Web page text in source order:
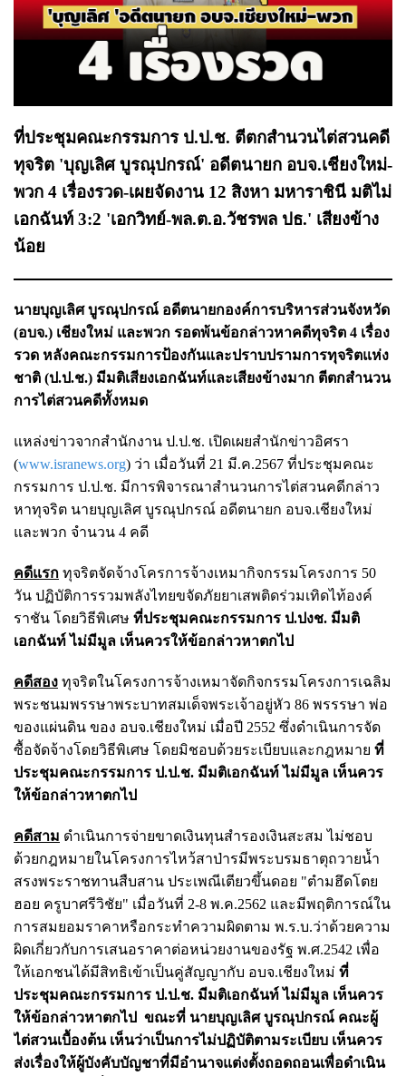
ที่ประชุมคณะกรรมการ ป.ป.ช. ตีตกสำนวนไต่สวนคดี
ทุจริต 'บุญเลิศ บูรณุปกรณ์' อดีตนายก อบจ.เชียงใหม่-
พวก 4 เรื่องรวด-เผยจัดงาน 12 สิงหา มหาราชินี มติไม่
เอกฉันท์ 3:2 'เอกวิทย์-พล.ต.อ.วัชรพล ปธ.' เสียงข้าง
น้อย
นายบุญเลิศ บูรณุปกรณ์ อดีตนายกองค์การบริหารส่วนจังหวัด
(อบจ.) เชียงใหม่ และพวก รอดพ้นข้อกล่าวหาคดีทุจริต 4 เรื่อง
รวด หลังคณะกรรมการป้องกันและปราบปรามการทุจริตแห่ง
ชาติ (ป.ป.ช.) มีมติเสียงเอกฉันท์และเสียงข้างมาก ตีตกสำนวน
การไต่สวนคดีทั้งหมด
แหล่งข่าวจากสำนักงาน ป.ป.ช. เปิดเผยสำนักข่าวอิศรา
(www.isranews.org) ว่า เมื่อวันที่ 21 มี.ค.2567 ที่ประชุมคณะ
กรรมการ ป.ป.ช. มีการพิจารณาสำนวนการไต่สวนคดีกล่าว
หาทุจริต นายบุญเลิศ บูรณุปกรณ์ อดีตนายก อบจ.เชียงใหม่
และพวก จำนวน 4 คดี
คดีแรก ทุจริตจัดจ้างโครการจ้างเหมากิจกรรมโครงการ 50
วัน ปฏิบัติการรวมพลังไทยขจัดภัยยาเสพติดร่วมเทิดไท้องค์
ราชัน โดยวิธีพิเศษ ที่ประชุมคณะกรรมการ ป.ปงช. มีมติ
เอกฉันท์ ไม่มีมูล เห็นควรให้ข้อกล่าวหาตกไป
คดีสอง ทุจริตในโครงการจ้างเหมาจัดกิจกรรมโครงการเฉลิม
พระชนมพรรษาพระบาทสมเด็จพระเจ้าอยู่หัว 86 พรรรษา พ่อ
ของแผ่นดิน ของ อบจ.เชียงใหม่ เมื่อปี 2552 ซึ่งดำเนินการจัด
ซื้อจัดจ้างโดยวิธีพิเศษ โดยมิชอบด้วยระเบียบและกฎหมาย ที่
ประชุมคณะกรรมการ ป.ป.ช. มีมติเอกฉันท์ ไม่มีมูล เห็นควร
ให้ข้อกล่าวหาตกไป
คดีสาม ดำเนินการจ่ายขาดเงินทุนสำรองเงินสะสม ไม่ชอบ
ด้วยกฎหมายในโครงการไหว้สาป่ารมีพระบรมธาตุถวายน้ำ
สรงพระราชทานสืบสาน ประเพณีเตียวขึ้นดอย "ตำมฮึดโตย
ฮอย ครูบาศรีวิชัย" เมื่อวันที่ 2-8 พ.ค.2562 และมีพฤติการณ์ใน
การสมยอมราคาหรือกระทำความผิดตาม พ.ร.บ.ว่าด้วยความ
ผิดเกี่ยวกับการเสนอราคาต่อหน่วยงานของรัฐ พ.ศ.2542 เพื่อ
ให้เอกชนได้มีสิทธิเข้าเป็นคู่สัญญากับ อบจ.เชียงใหม่ ที่
ประชุมคณะกรรมการ ป.ป.ช. มีมติเอกฉันท์ ไม่มีมูล เห็นควร
ให้ข้อกล่าวหาตกไป ขณะที่ นายบุญเลิศ บูรณุปกรณ์ คณะผู้
ไต่สวนเบื้องต้น เห็นว่าเป็นการไม่ปฏิบัติตามระเบียบ เห็นควร
ส่งเรื่องให้ผู้บังคับบัญชาที่มีอำนาจแต่งตั้งถอดถอนเพื่อดำเนิน